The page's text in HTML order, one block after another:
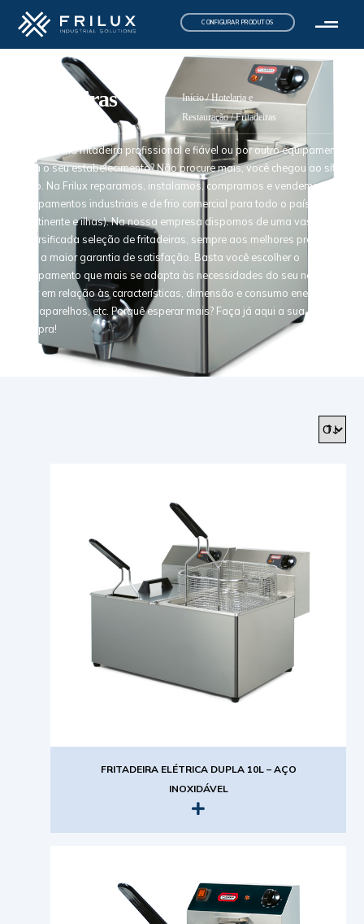
CONFIGURAR PRODUTOS
Fritadeiras Início/Hotelaria e
Restauração/ Fritadeiras
Procura uma fritadeira profissional e fiável ou por outro equipamento
para o seu estabelecimento? Não procure mais, você chegou ao sítio
certo. Na Frilux reparamos, instalamos, compramos e vendemos
equipamentos industriais e de frio comercial para todo o país
(continente e ilhas). Na nossa empresa dispomos de uma vasta e
diversificada seleção de fritadeiras, sempre aos melhores preços e
com a maior garantia de satisfação. Basta você escolher o
equipamento que mais se adapta às necessidades do seu negócio,
quer em relação às características, dimensão e consumo energético
dos aparelhos, etc. Porquê esperar mais? Faça já aqui a sua
compra!
FRITADEIRA ELÉTRICA DUPLA 10L – AÇO
INOXIDÁVEL